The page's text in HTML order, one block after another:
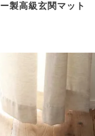
製高級玄関マット